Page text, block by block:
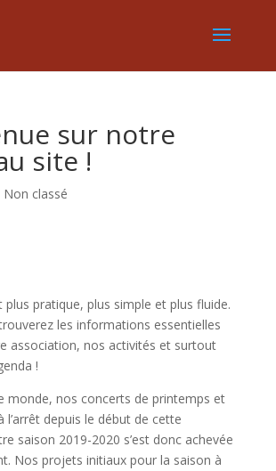
sur notre
site !
Non classé
plus pratique, plus simple et plus fluide.
les informations essentielles
association, nos activités et surtout
!
monde, nos concerts de printemps et
l’arrêt depuis le début de cette
saison 2019-2020 s’est donc achevée
Nos projets initiaux pour la saison à